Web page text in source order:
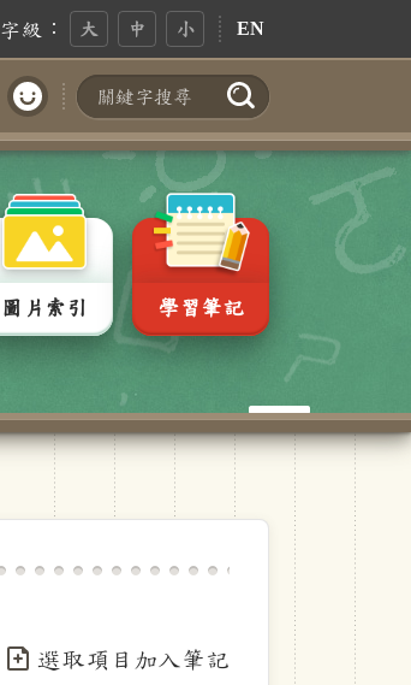
字級： 大 中 小 EN
帳號登入 搜尋
圖片索引 學習筆記
選取項目加入筆記